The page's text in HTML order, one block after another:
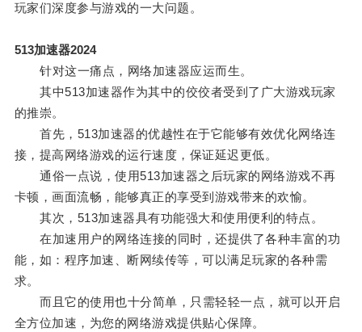
玩家们深度参与游戏的一大问题。
513加速器2024
针对这一痛点，网络加速器应运而生。
其中513加速器作为其中的佼佼者受到了广大游戏玩家
的推崇。
首先，513加速器的优越性在于它能够有效优化网络连
接，提高网络游戏的运行速度，保证延迟更低。
通俗一点说，使用513加速器之后玩家的网络游戏不再
卡顿，画面流畅，能够真正的享受到游戏带来的欢愉。
其次，513加速器具有功能强大和使用便利的特点。
在加速用户的网络连接的同时，还提供了各种丰富的功
能，如：程序加速、断网续传等，可以满足玩家的各种需
求。
而且它的使用也十分简单，只需轻轻一点，就可以开启
全方位加速，为您的网络游戏提供贴心保障。